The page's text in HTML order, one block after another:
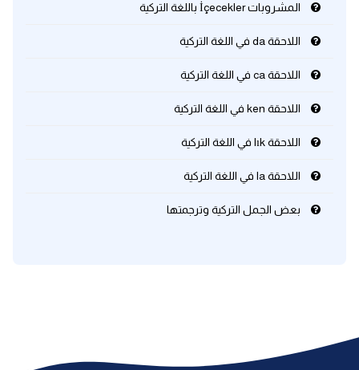
المشروبات İçecekler باللغة التركية
اللاحقة da في اللغة التركية
اللاحقة ca في اللغة التركية
اللاحقة ken في اللغة التركية
اللاحقة lık في اللغة التركية
اللاحقة la في اللغة التركية
بعض الجمل التركية وترجمتها